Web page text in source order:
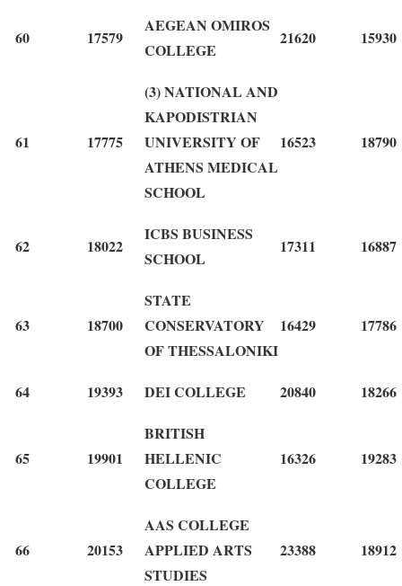
60 17579
AEGEAN OMIROS
COLLEGE
21620 15930
61 17775
(3) NATIONAL AND
KAPODISTRIAN
UNIVERSITY OF
ATHENS MEDICAL
SCHOOL
16523 18790
62 18022
ICBS BUSINESS
SCHOOL
17311 16887
63 18700
STATE
CONSERVATORY
OF THESSALONIKI
16429 17786
64 19393 DEI COLLEGE 20840 18266
65 19901
BRITISH
HELLENIC
COLLEGE
16326 19283
66 20153
AAS COLLEGE
APPLIED ARTS
STUDIES
23388 18912